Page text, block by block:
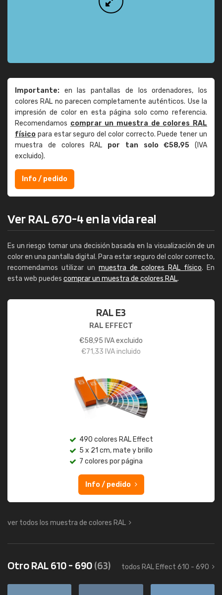
Importante: en las pantallas de los ordenadores, los
colores RAL no parecen completamente auténticos. Use la
impresión de color en esta página solo como referencia.
Recomendamos comprar un muestra de colores RAL
físico para estar seguro del color correcto. Puede tener un
muestra de colores RAL por tan solo €58,95 (IVA
excluido).
Info / pedido
Ver RAL 670-4 en la vida real
Es un riesgo tomar una decisión basada en la visualización de un
color en una pantalla digital. Para estar seguro del color correcto,
recomendamos utilizar un muestra de colores RAL físico. En
esta web puedes comprar un muestra de colores RAL.
RAL E3
RAL EFFECT
€58,95 IVA excluido
€71,33 IVA incluido
490 colores RAL Effect
5 x 21 cm, mate y brillo
7 colores por página
Info / pedido
ver todos los muestra de colores RAL
Otro RAL 610 - 690(63) todos RAL Effect 610 - 690